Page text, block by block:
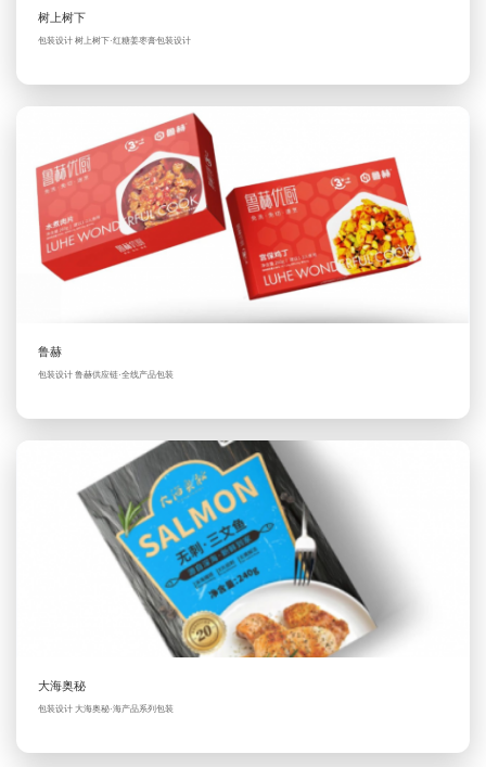
树上树下
包装设计 树上树下·红糖姜枣膏包装设计
鲁赫
包装设计 鲁赫供应链·全线产品包装
大海奥秘
包装设计 大海奥秘·海产品系列包装